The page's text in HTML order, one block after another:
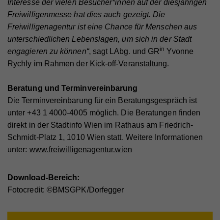
Interesse der vielen Besucher*innen auf der diesjährigen
Freiwilligenmesse hat dies auch gezeigt. Die
Freiwilligenagentur ist eine Chance für Menschen aus
unterschiedlichen Lebenslagen, um sich in der Stadt
engagieren zu können“, sagt LAbg. und GRin Yvonne
Rychly im Rahmen der Kick-off-Veranstaltung.
Beratung und Terminvereinbarung
Die Terminvereinbarung für ein Beratungsgespräch ist
unter +43 1 4000-4005 möglich. Die Beratungen finden
direkt in der Stadtinfo Wien im Rathaus am Friedrich-
Schmidt-Platz 1, 1010 Wien statt. Weitere Informationen
unter: www.freiwilligenagentur.wien
Download-Bereich:
Fotocredit: ©BMSGPK/Dorfegger
Name PHPSESSID
Anbieter Hilfswerk
Laufzeit
identifiziert.
Name fe_typo_user
Anbieter Hilfswerk
Zweck
Eindeutige ID, die die Sitzung des Benutzers
identifiziert.
Webseite angezeigt werden können.
Name YSC
Zweck
Videos von YouTube, die der Benutzer gesehen hat,
zu behalten.
Name GPS
Laufzeit 1 Tag
Cookie-Informationen anzeigen
Marketing
Diese Cookies werden zum Nachverfolgen von
Suchmustern und Aktivität verwendet. Wir
relevante/personalisierte Marketinginhalte zeigen zu
können. Mit dieser Art Cookies sammeln wir
möglicherweise persönliche, identifizierbare
Informationen und verwenden diese für gezielte
Werbung und/oder teilen sie zu diesem Zweck mit
Dritten. Alle anhand dieser Cookies nachverfolgten
verkauft werden.
Name _fbp
Cookie-Informationen anzeigen
Statistik